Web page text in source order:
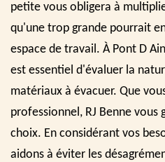
petite vous obligera à
qu'une trop grande pourrait
espace de travail. À Pont D
est essentiel d'évaluer la
matériaux à évacuer. Que
professionnel, RJ Benne
choix. En considérant vos
aidons à éviter les